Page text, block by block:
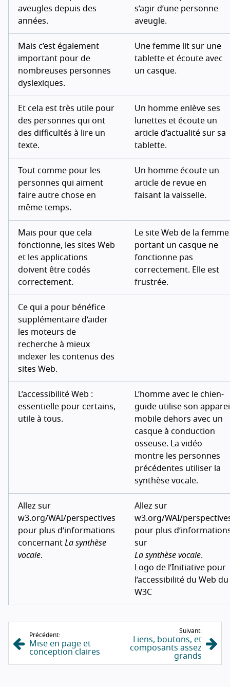
aveugles depuis des
années.
s’agir d’une personne
aveugle.
Mais c’est également
important pour de
nombreuses personnes
dyslexiques.
Une femme lit sur une
tablette et écoute avec
un casque.
Et cela est très utile pour
des personnes qui ont
des difficultés à lire un
texte.
Un homme enlève ses
lunettes et écoute un
article d’actualité sur sa
tablette.
Tout comme pour les
personnes qui aiment
faire autre chose en
même temps.
Un homme écoute un
article de revue en
faisant la vaisselle.
Mais pour que cela
fonctionne, les sites Web
et les applications
doivent être codés
correctement.
Le site Web de la femme
portant un casque ne
fonctionne pas
correctement. Elle est
frustrée.
Ce qui a pour bénéfice
supplémentaire d’aider
les moteurs de
recherche à mieux
indexer les contenus des
sites Web.
L’accessibilité Web :
essentielle pour certains,
utile à tous.
L’homme avec le chien-
guide utilise son
mobile dehors avec un
casque à conduction
osseuse. La vidéo
montre les personnes
précédentes utiliser la
synthèse vocale.
Allez sur
w3.org/WAI/perspectives
pour plus d’informations
concernant La synthèse
vocale.
Allez sur
w3.org/WAI/
pour plus
sur
La synthèse vocale.
Logo de l’Initiative pour
l’accessibilité du Web du
W3C
Précédent:
Mise en page et
conception claires
Suivant:
Liens, boutons, et
composants assez
grands